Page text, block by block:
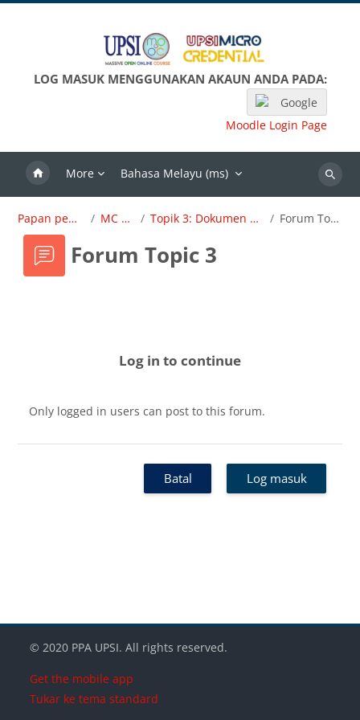
LOG MASUK MENGGUNAKAN AKAUN ANDA PADA:
Google
Moodle Login Page
More Bahasa Melayu ‎(ms)‎
Search
Papan pemuka MC OBE Topik 3: Dokumen Dirujuk Forum Topic 3
Forum Topic 3
Log in to continue
Only logged in users can post to this forum.
Batal Log masuk
Blok-blok
Blok-blok
Blok-blok
© 2020 PPA UPSI. All rights reserved.
Get the mobile app
Tukar ke tema standard